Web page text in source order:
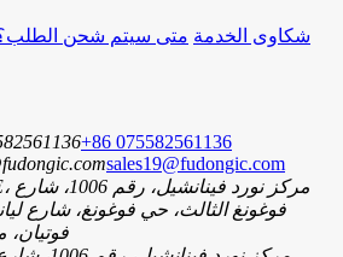
شكاوى الخدمة متى سيتم شحن
+86 075582561136
sales19@fudongic.com